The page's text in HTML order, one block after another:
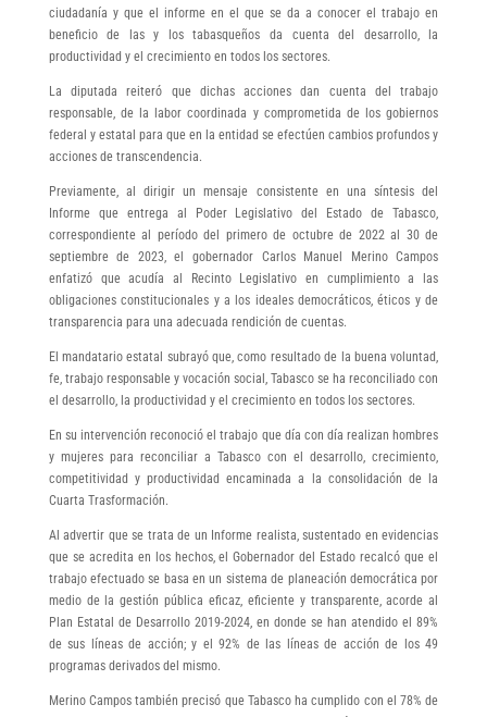
ciudadanía y que el informe en el que se da a conocer el trabajo en
beneficio de las y los tabasqueños da cuenta del desarrollo, la
productividad y el crecimiento en todos los sectores.
La diputada reiteró que dichas acciones dan cuenta del trabajo
responsable, de la labor coordinada y comprometida de los gobiernos
federal y estatal para que en la entidad se efectúen cambios profundos y
acciones de transcendencia.
Previamente, al dirigir un mensaje consistente en una síntesis del
Informe que entrega al Poder Legislativo del Estado de Tabasco,
correspondiente al período del primero de octubre de 2022 al 30 de
septiembre de 2023, el gobernador Carlos Manuel Merino Campos
enfatizó que acudía al Recinto Legislativo en cumplimiento a las
obligaciones constitucionales y a los ideales democráticos, éticos y de
transparencia para una adecuada rendición de cuentas.
El mandatario estatal subrayó que, como resultado de la buena voluntad,
fe, trabajo responsable y vocación social, Tabasco se ha reconciliado con
el desarrollo, la productividad y el crecimiento en todos los sectores.
En su intervención reconoció el trabajo que día con día realizan hombres
y mujeres para reconciliar a Tabasco con el desarrollo, crecimiento,
competitividad y productividad encaminada a la consolidación de la
Cuarta Trasformación.
Al advertir que se trata de un Informe realista, sustentado en evidencias
que se acredita en los hechos, el Gobernador del Estado recalcó que el
trabajo efectuado se basa en un sistema de planeación democrática por
medio de la gestión pública eficaz, eficiente y transparente, acorde al
Plan Estatal de Desarrollo 2019-2024, en donde se han atendido el 89%
de sus líneas de acción; y el 92% de las líneas de acción de los 49
programas derivados del mismo.
Merino Campos también precisó que Tabasco ha cumplido con el 78% de